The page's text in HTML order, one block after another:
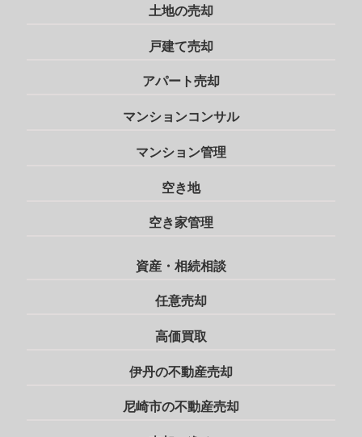
土地の売却
戸建て売却
アパート売却
マンションコンサル
マンション管理
空き地
空き家管理
資産・相続相談
任意売却
高価買取
伊丹の不動産売却
尼崎市の不動産売却